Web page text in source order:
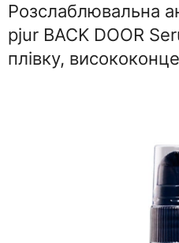
Розслаблювальна
pjur BACK DOOR
плівку,